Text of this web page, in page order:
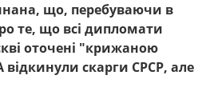
що, перебуваючи в
те, що всі дипломати
оточені "крижаною
відкинули скарги СРСР, але